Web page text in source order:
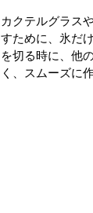
カクテルグラス
すために、氷だ
を切る時に、他
く、スムーズに